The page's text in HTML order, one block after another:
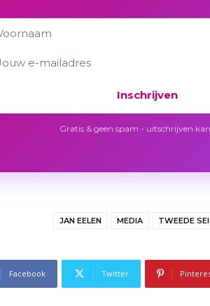
Inschrijven
Gratis & geen spam - uitschrijven
JAN EELEN MEDIA TWEEDE
Facebook Twitter